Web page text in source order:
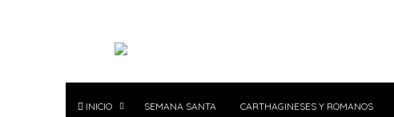
INICIO SEMANA SANTA CARTHAGINESES Y ROMANOS